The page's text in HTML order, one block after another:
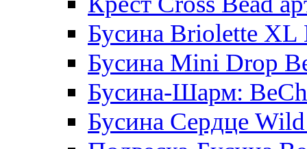
Бусина Briolette XL
Бусина Mini Drop
Бусина-Шарм:
Бусина Сердце